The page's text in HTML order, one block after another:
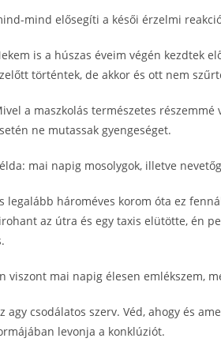
mind elősegíti a késői érzelmi
is a húszas éveim végén kezdtek
történtek, de akkor és ott nem
a maszkolás természetes
ne mutassak gyengeséget.
mai napig mosolygok, illetve
legalább hároméves korom óta ez
az útra és egy taxis elütötte, én
viszont mai napig élesen emlékszem,
agy csodálatos szerv. Véd, ahogy és
levonja a konklúziót.